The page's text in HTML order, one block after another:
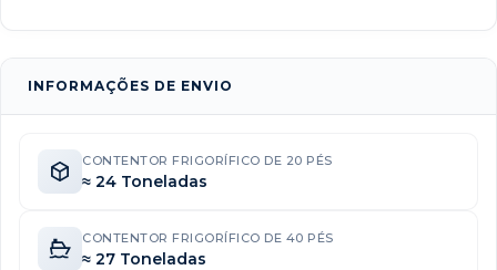
INFORMAÇÕES DE ENVIO
CONTENTOR FRIGORÍFICO DE 20 PÉS
≈ 24 Toneladas
CONTENTOR FRIGORÍFICO DE 40 PÉS
≈ 27 Toneladas